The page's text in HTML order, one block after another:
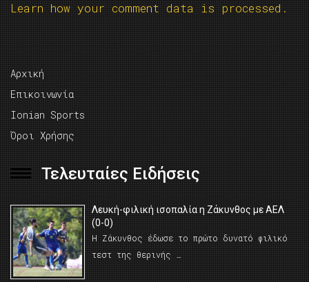
Learn how your comment data is processed.
Αρχική
Επικοινωνία
Ionian Sports
Όροι Χρήσης
Τελευταίες Ειδήσεις
Λευκή-φιλική ισοπαλία η Ζάκυνθος με ΑΕΛ
(0-0)
Η Ζάκυνθος έδωσε το πρώτο δυνατό φιλικό
τεστ της θερινής …